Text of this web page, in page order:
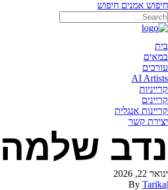
חיפוש אמנים חיפוש
בית
במאים
עורכים
AI Artists
קרייניות
קריינים
קריינות אנגלית
יצירת קשר
נדב שלמה
ינואר 22, 2026
|
By Tarika